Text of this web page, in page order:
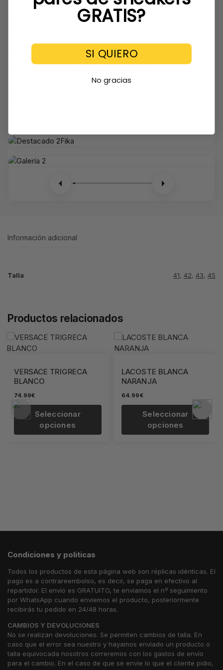
¿Qué pasa si no estoy en casa cuando me traigan
¿Cómo sé que esta página es de fiar?
Información adicional
Talla 41, 42, 43, 45
Productos relacionados
TRIGRECA
Seleccionar
opciones
LACOSTE BLANCA
NARANJA
Seleccionar
opciones
Condiciones y politicas
Todos los productos de esta página web son réplicas idénticas. El
pago es a contrareembolso, es decir, se paga en efectivo al
repartidor. El envío es GRATUITO, te enviamos el nº seguimiento
por WhatsApp cuando enviemos el producto, posteriormente
recibirás tu pedido en 24/48 horas.
CAMBIOS Y DEVOLUCIONES
No se realizan devoluciones. Se permiten cambios de talla. En
caso que el error sea nuestro y hayamos enviado un producto o
talla equivocada nosotros correremos con los gastos de envío
para el cambio. En el caso de que se envíe lo que el cliente pidio,
GRATIS?
SI QUIERO
No gracias